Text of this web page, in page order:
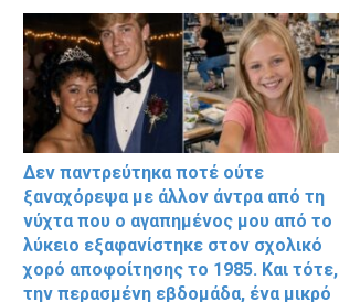
Δεν παντρεύτηκα ποτέ ούτε
ξαναχόρεψα με άλλον άντρα από τη
νύχτα που ο αγαπημένος μου από το
λύκειο εξαφανίστηκε στον σχολικό
χορό αποφοίτησης το 1985. Και τότε,
την περασμένη εβδομάδα, ένα μικρό